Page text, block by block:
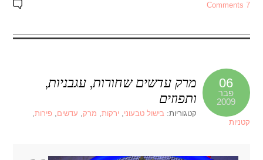
7 Comments
06
פבר
2009
מרק עדשים שחורות, עגבניות,
ותפוזים
קטגוריות:בישול טבעוני,ירקות, מרק, עדשים,פירות,
קטניות